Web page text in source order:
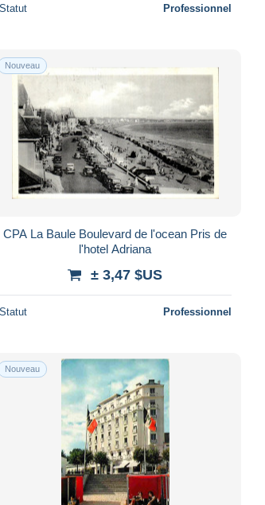
Statut Professionnel
Nouveau
CPA La Baule Boulevard de l'ocean Pris de
l'hotel Adriana
± 3,47 $US
Statut Professionnel
Nouveau